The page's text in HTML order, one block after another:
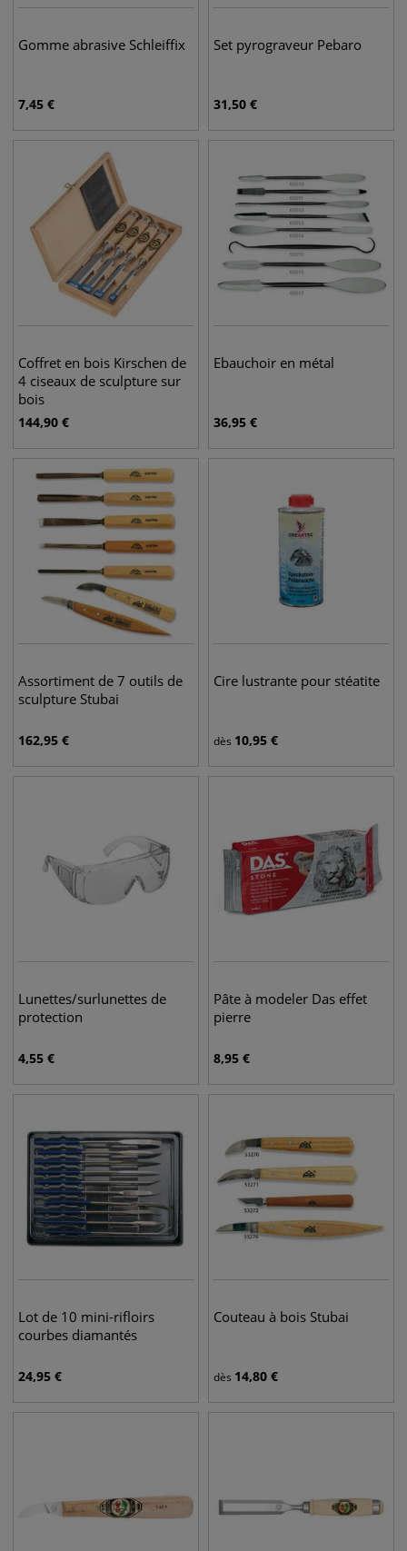
Gomme abrasive Schleiffix
7,45 €
Set pyrograveur Pebaro
31,50 €
Coffret en bois Kirschen de
4 ciseaux de sculpture sur
bois
144,90 €
Ebauchoir en métal
36,95 €
Assortiment de 7 outils de
sculpture Stubai
162,95 €
Cire lustrante pour stéatite
dès 10,95 €
Lunettes/surlunettes de
protection
4,55 €
Pâte à modeler Das effet
pierre
8,95 €
Lot de 10 mini-rifloirs
courbes diamantés
24,95 €
Couteau à bois Stubai
dès 14,80 €